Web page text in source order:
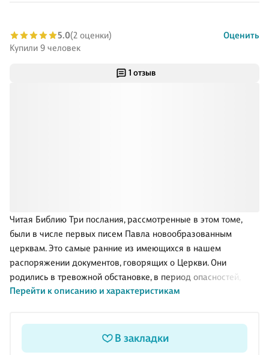
1 отзыв
Читая Библию Три послания, рассмотренные в этом томе,
были в числе первых писем Павла новообразованным
церквам. Это самые ранние из имеющихся в нашем
распоряжении документов, говорящих о Церкви. Они
родились в тревожной обстановке, в период опасностей,
поджидающих церковь на каждом шагу, но при этом дают
Перейти к описанию и характеристикам
5.0(2 оценки)
Оценить
Купили 9 человек
В закладки